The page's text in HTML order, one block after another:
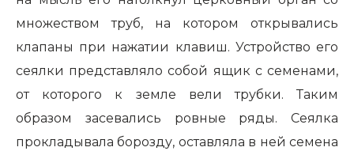
множеством труб, на котором открывались
клапаны при нажатии клавиш. Устройство его
сеялки представляло собой ящик с семенами,
от которого к земле вели трубки. Таким
образом засевались ровные ряды. Сеялка
прокладывала борозду, оставляла в ней семена